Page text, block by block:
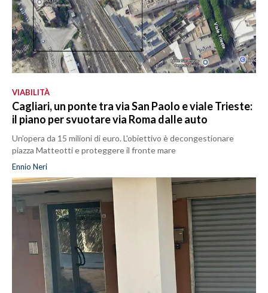
VIABILITÀ
Cagliari, un ponte tra via San Paolo e viale Trieste:
il piano per svuotare via Roma dalle auto
Un’opera da 15 milioni di euro. L'obiettivo è decongestionare
piazza Matteotti e proteggere il fronte mare
Ennio Neri